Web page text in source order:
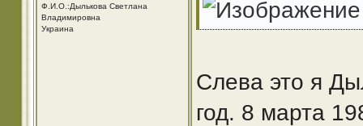
Ф.И.О.:Дылькова Светлана
Владимировна
Украина
Слева это я
год. 8 марта